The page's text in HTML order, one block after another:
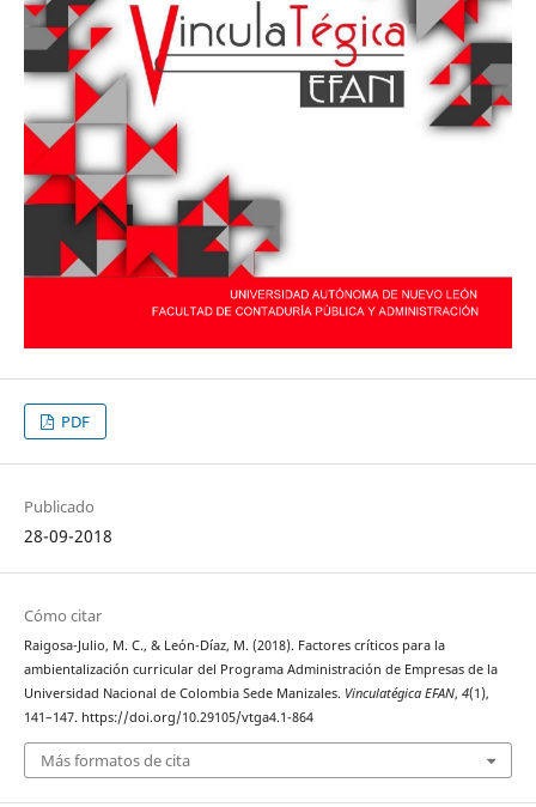
PDF
Publicado
28-09-2018
Cómo citar
Raigosa-Julio, M. C., & León-Díaz, M. (2018). Factores críticos para la
ambientalización curricular del Programa Administración de Empresas de la
Universidad Nacional de Colombia Sede Manizales. Vinculatégica EFAN, 4(1),
141–147. https://doi.org/10.29105/vtga4.1-864
Más formatos de cita